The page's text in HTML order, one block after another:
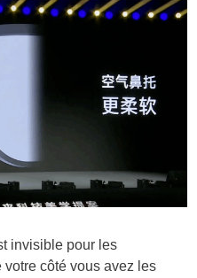
invisible pour les
côté vous avez les